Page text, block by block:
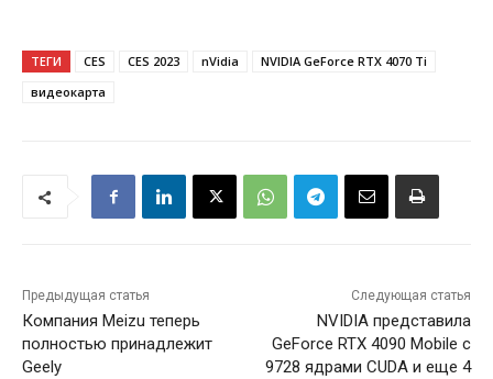
ТЕГИ CES CES 2023 nVidia
NVIDIA GeForce RTX 4070 Ti
видеокарта
Предыдущая статья
Компания Meizu теперь
полностью принадлежит
Geely
Следующая статья
NVIDIA представила
GeForce RTX 4090 Mobile с
9728 ядрами CUDA и еще 4